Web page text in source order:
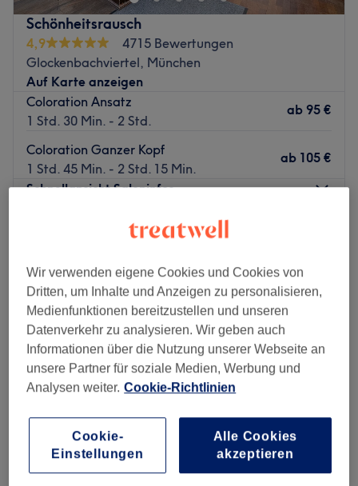
Schönheitsrausch
4,9
4715 Bewertungen
Glockenbachviertel, München
Auf Karte anzeigen
Coloration Ansatz
1 Std. 30 Min. - 2 Std.
ab 95 €
Coloration Ganzer Kopf
1 Std. 45 Min. - 2 Std. 15 Min.
ab 105 €
Schnellansicht Saloninfos
Mittwoch
08:00– 22:00
Donnerstag
08:00–22:00
Freitag
08:00–22:00
Samstag
08:00–18:00
Sonntag
Geschlossen
Mitten im pulsierenden Treiben von München findest du in
besticht durch ein modernes Konzept, das präzise
Haarschnitte mit innovativen Beauty-Treatments
Maxx 54
Wir verwenden eigene Cookies und Cookies von
Dritten, um Inhalte und Anzeigen zu personalisieren,
Medienfunktionen bereitzustellen und unseren
Datenverkehr zu analysieren. Wir geben auch
Informationen über die Nutzung unserer Webseite an
unsere Partner für soziale Medien, Werbung und
Analysen weiter. Cookie-Richtlinien
Cookie-
Einstellungen
Alle Cookies
akzeptieren